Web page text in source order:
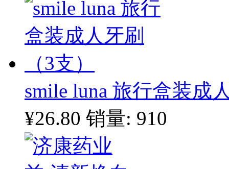
smile luna 旅行盒装成
¥26.80 销量: 910